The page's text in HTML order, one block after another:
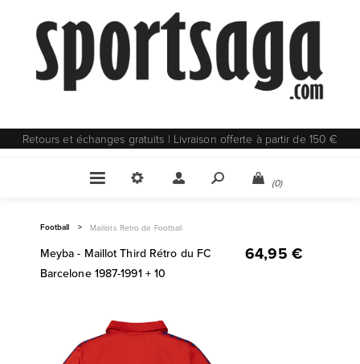
Retours et échanges gratuits | Livraison offerte à partir de 150 €
(0)
Football > Maillots Retro de Football
Meyba - Maillot Third Rétro du FC
Barcelone 1987-1991 + 10
64,95 €